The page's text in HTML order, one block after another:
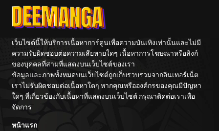
เว็บไซต์นี้ให้บริการเนื้อหาการ์ตูนเพื่อความบันเทิงเท่านั้นและไม่มี
ความรับผิดชอบต่อความเสียหายใดๆ เนื้อหาการโฆษณาหรือลิงก์
ของบุคคลที่สามที่แสดงบนเว็บไซต์ของเรา
ข้อมูลและภาพทั้งหมดบนเว็บไซต์ถูกเก็บรวบรวมจากอินเทอร์เน็ต
เราไม่รับผิดชอบต่อเนื้อหาใดๆ หากคุณหรือองค์กรของคุณมีปัญหา
ใดๆ ที่เกี่ยวข้องกับเนื้อหาที่แสดงบนเว็บไซต์ กรุณาติดต่อเราเพื่อ
จัดการ
หน้าแรก